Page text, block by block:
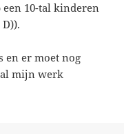
10-tal kinderen
en er moet nog
mijn werk